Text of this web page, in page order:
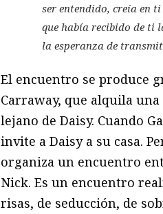
ser entendido, creía en
que había recibido de ti
la esperanza de
El encuentro se produce
Carraway, que alquila
lejano de Daisy. Cuando
invite a Daisy a su casa.
organiza un encuentro
Nick. Es un encuentro
risas, de seducción, de